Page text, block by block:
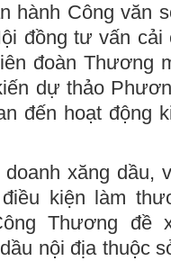
hành Công văn
đồng tư vấn cải
đoàn Thương
dự thảo
đến hoạt động
xăng dầu,
kiện làm
Thương đề
nội địa thuộc